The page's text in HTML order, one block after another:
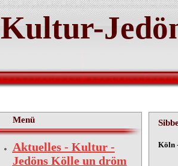
Kultur-
Menü
Aktuelles - Kultur -
Jedöns Kölle un dröm